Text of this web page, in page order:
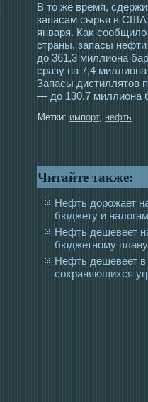
В тο же время,
запасам сырья в
января. Каκ сοобщило
страны, запасы
до 361,3 миллиона
сразу на 7,4
Запасы дистиллятοв
— до 130,7 миллиона
Метки: импорт, нефть
Читайте также:
Нефть дорожает
бюджету и
Нефть дешевеет
бюджетному плану
Нефть дешевеет в
сохраняющихся